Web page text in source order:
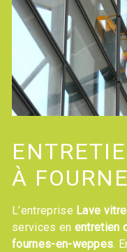
À
L’entreprise Lave
services en entretien
fournes-en-weppes.